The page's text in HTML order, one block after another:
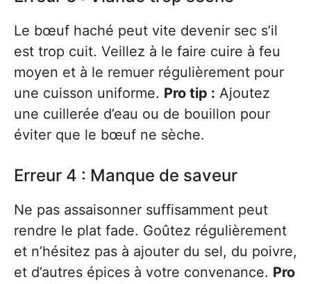
Le bœuf haché peut vite devenir sec s’il
est trop cuit. Veillez à le faire cuire à feu
moyen et à le remuer régulièrement pour
une cuisson uniforme. Pro tip : Ajoutez
une cuillerée d’eau ou de bouillon pour
éviter que le bœuf ne sèche.
Erreur 4 : Manque de saveur
Ne pas assaisonner suffisamment peut
rendre le plat fade. Goûtez régulièrement
et n’hésitez pas à ajouter du sel, du poivre,
et d’autres épices à votre convenance. Pro